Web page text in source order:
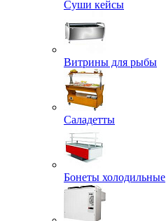
Суши кейсы
Витрины для рыбы
Саладетты
Бонеты холодильные